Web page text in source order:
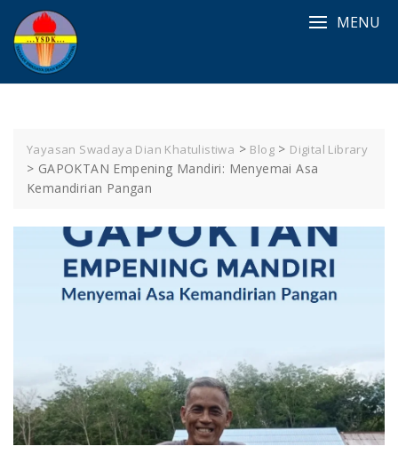
MENU
Yayasan Swadaya Dian Khatulistiwa > Blog > Digital Library
> GAPOKTAN Empening Mandiri: Menyemai Asa
Kemandirian Pangan